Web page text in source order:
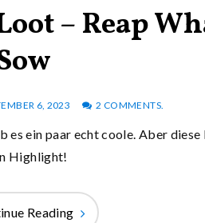
– Reap
6, 2023 2 COMMENTS.
es ein paar echt coole. Aber
Highlight!
Reading